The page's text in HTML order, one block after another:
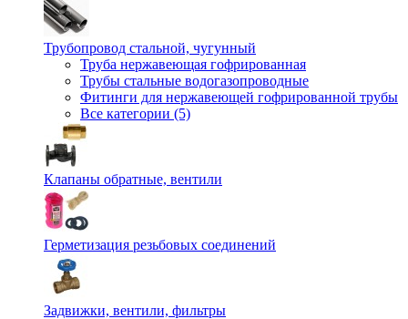
Трубопровод стальной, чугунный
Труба нержавеющая гофрированная
Трубы стальные водогазопроводные
Фитинги для нержавеющей гофрированной трубы
Все категории (5)
Клапаны обратные, вентили
Герметизация резьбовых соединений
Задвижки, вентили, фильтры